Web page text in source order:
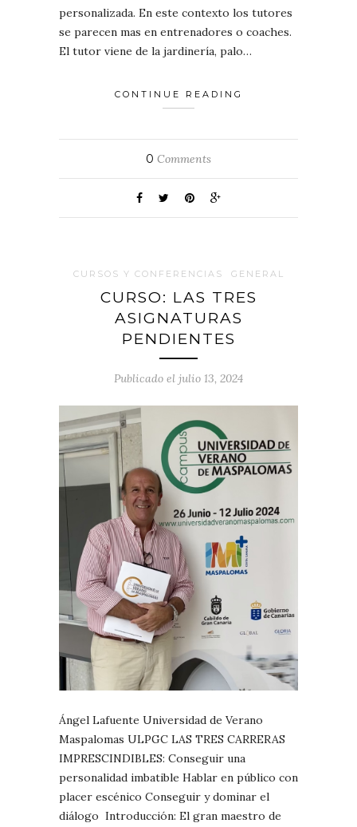
personalizada. En este contexto los tutores
se parecen mas en entrenadores o coaches.
El tutor viene de la jardinería, palo…
CONTINUE READING
0 Comments
CURSOS Y CONFERENCIAS GENERAL
CURSO: LAS TRES
ASIGNATURAS
PENDIENTES
Publicado el julio 13, 2024
Ángel Lafuente Universidad de Verano
Maspalomas ULPGC LAS TRES CARRERAS
IMPRESCINDIBLES: Conseguir una
personalidad imbatible Hablar en público con
placer escénico Conseguir y dominar el
diálogo Introducción: El gran maestro de